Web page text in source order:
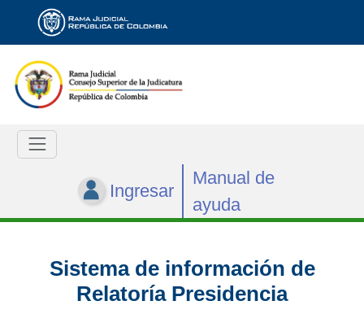
Ingresar
Manual de
ayuda
Sistema de información de
Relatoría Presidencia